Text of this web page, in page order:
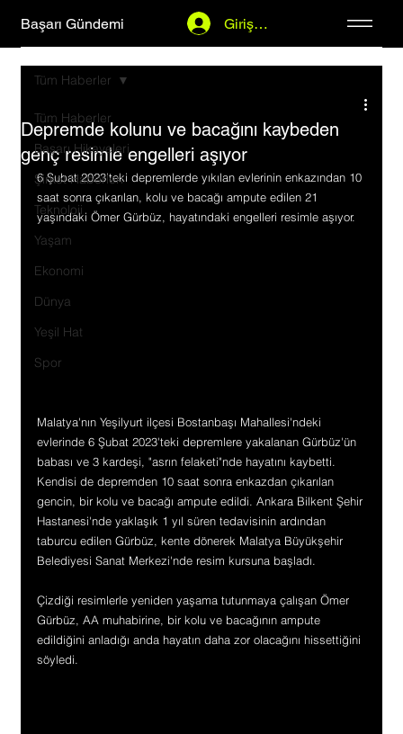
Başarı Gündemi Giriş Yap
Tüm Haberler
Başarı Hikayeleri
Şirket Haberleri
Teknoloji
Yaşam
Ekonomi
Dünya
Yeşil Hat
Spor
Tüm Haberler
Depremde kolunu ve bacağını kaybeden
genç resimle engelleri aşıyor
6 Şubat 2023'teki depremlerde yıkılan evlerinin enkazından 10
saat sonra çıkarılan, kolu ve bacağı ampute edilen 21
yaşındaki Ömer Gürbüz, hayatındaki engelleri resimle aşıyor.
Malatya'nın Yeşilyurt ilçesi Bostanbaşı Mahallesi'ndeki
evlerinde 6 Şubat 2023'teki depremlere yakalanan Gürbüz'ün
babası ve 3 kardeşi, "asrın felaketi"nde hayatını kaybetti.
Kendisi de depremden 10 saat sonra enkazdan çıkarılan
gencin, bir kolu ve bacağı ampute edildi. Ankara Bilkent Şehir
Hastanesi'nde yaklaşık 1 yıl süren tedavisinin ardından
taburcu edilen Gürbüz, kente dönerek Malatya Büyükşehir
Belediyesi Sanat Merkezi'nde resim kursuna başladı.
Çizdiği resimlerle yeniden yaşama tutunmaya çalışan Ömer
Gürbüz, AA muhabirine, bir kolu ve bacağının ampute
edildiğini anladığı anda hayatın daha zor olacağını hissettiğini
söyledi.